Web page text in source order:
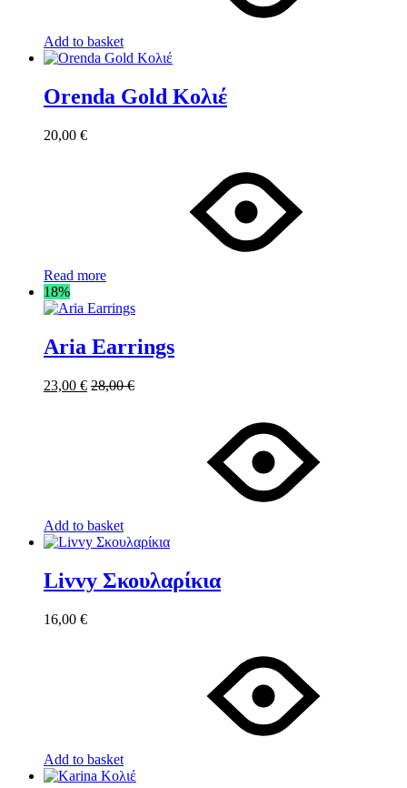
Add to basket
Orenda Gold Κολιέ
20,00 €
Read more
18%
Aria Earrings
23,00 € 28,00€
Add to basket
Livvy Σκουλαρίκια
16,00 €
Add to basket